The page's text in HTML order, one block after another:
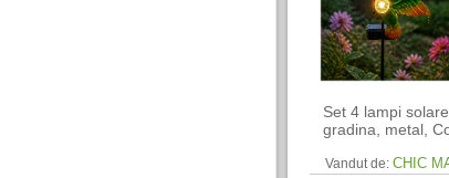
Set 4 lampi
gradina, metal,
Vandut de: CHIC